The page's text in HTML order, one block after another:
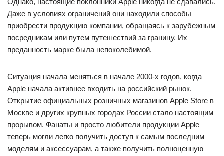
Однако, настоящие поклонники Apple никогда не сдавались.
Даже в условиях ограничений они находили способы
приобрести продукцию компании, обращаясь к зарубежным
посредникам или путем путешествий за границу. Их
преданность марке была непоколебимой.
Ситуация начала меняться в начале 2000-х годов, когда
Apple начала активнее входить на российский рынок.
Открытие официальных розничных магазинов Apple Store в
Москве и других крупных городах России стало настоящим
прорывом. Фанаты и просто любители продукции Apple
теперь могли легко получить доступ к самым последним
моделям и аксессуарам, а также получить полноценную